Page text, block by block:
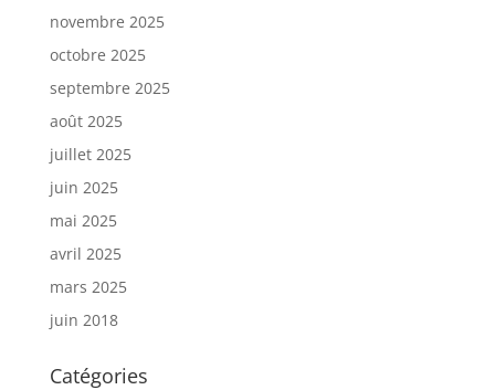
novembre 2025
octobre 2025
septembre 2025
août 2025
juillet 2025
juin 2025
mai 2025
avril 2025
mars 2025
juin 2018
Catégories